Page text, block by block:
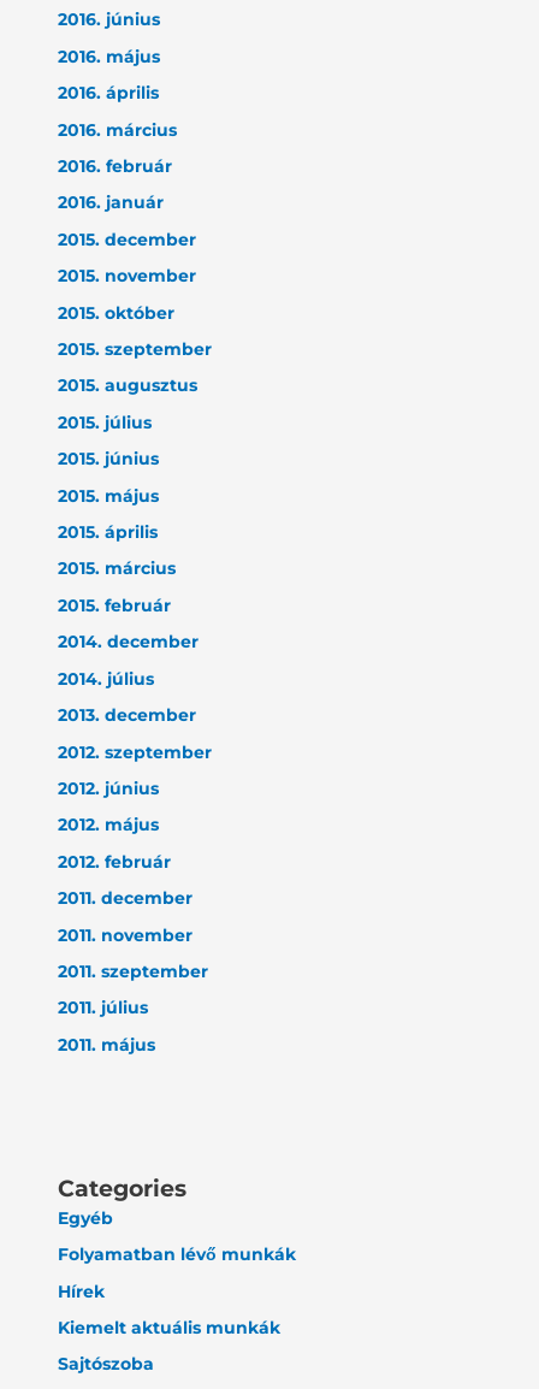
2016. június
2016. május
2016. április
2016. március
2016. február
2016. január
2015. december
2015. november
2015. október
2015. szeptember
2015. augusztus
2015. július
2015. június
2015. május
2015. április
2015. március
2015. február
2014. december
2014. július
2013. december
2012. szeptember
2012. június
2012. május
2012. február
2011. december
2011. november
2011. szeptember
2011. július
2011. május
Categories
Egyéb
Folyamatban lévő munkák
Hírek
Kiemelt aktuális munkák
Sajtószoba